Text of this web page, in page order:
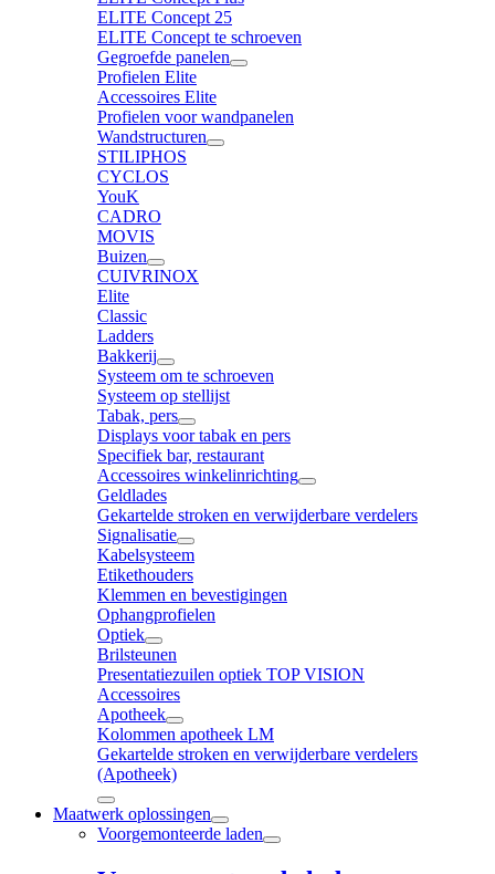
ELITE Concept 25
ELITE Concept te schroeven
Gegroefde panelen
Profielen Elite
Accessoires Elite
Profielen voor wandpanelen
Wandstructuren
STILIPHOS
CYCLOS
YouK
CADRO
MOVIS
Buizen
CUIVRINOX
Elite
Classic
Ladders
Bakkerij
Systeem om te schroeven
Systeem op stellijst
Tabak, pers
Displays voor tabak en pers
Specifiek bar, restaurant
Accessoires winkelinrichting
Geldlades
Gekartelde stroken en verwijderbare verdelers
Signalisatie
Kabelsysteem
Etikethouders
Klemmen en bevestigingen
Ophangprofielen
Optiek
Brilsteunen
Presentatiezuilen optiek TOP VISION
Accessoires
Apotheek
Kolommen apotheek LM
Gekartelde stroken en verwijderbare verdelers
(Apotheek)
Maatwerk oplossingen
Voorgemonteerde laden